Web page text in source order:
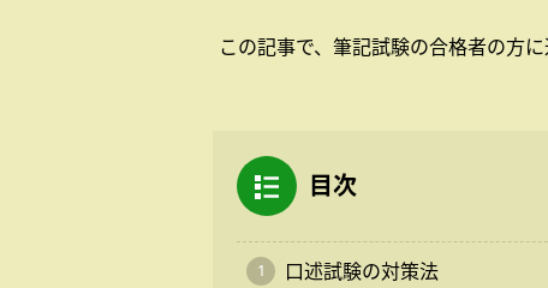
この記事で、筆記試験の合格者の方
目次
口述試験の対策法